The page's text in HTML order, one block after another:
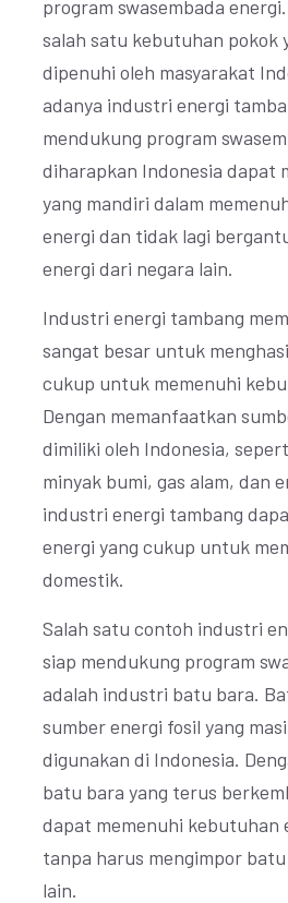
program swasembada
salah satu kebutuhan pokok
dipenuhi oleh masyarakat
adanya industri energi
mendukung program
diharapkan Indonesia dapat
yang mandiri dalam
energi dan tidak lagi
energi dari negara lain.
Industri energi tambang
sangat besar untuk
cukup untuk memenuhi
Dengan memanfaatkan
dimiliki oleh Indonesia,
minyak bumi, gas alam, dan
industri energi tambang
energi yang cukup untuk
domestik.
Salah satu contoh industri
siap mendukung program
adalah industri batu bara.
sumber energi fosil yang
digunakan di Indonesia.
batu bara yang terus
dapat memenuhi kebutuhan
tanpa harus mengimpor
lain.